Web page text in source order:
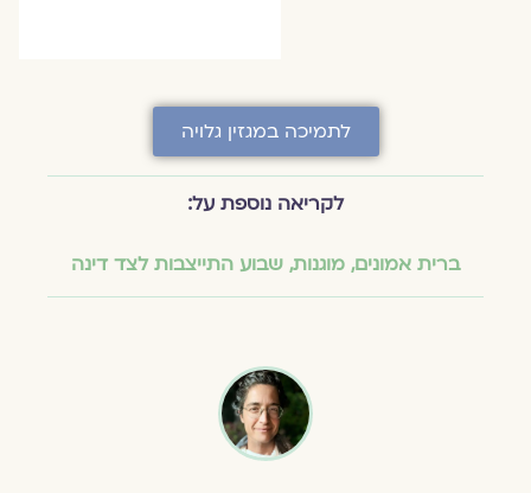
לתמיכה במגזין גלויה
לקריאה נוספת על:
ברית אמונים,מוגנות,שבוע התייצבות לצד דינה